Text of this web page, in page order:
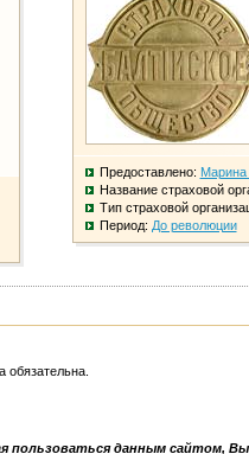
Предоставлено: Марина
Название страховой
Тип страховой
Период: До революции
обязательна.
данным сайтом,